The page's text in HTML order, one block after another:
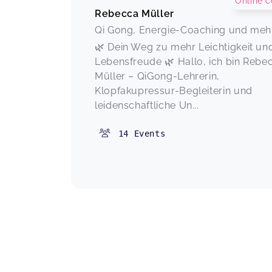
Rebecca Müller
Qi Gong, Energie-Coaching und
🌿 Dein Weg zu mehr Leichtigkeit
Lebensfreude 🌿 Hallo, ich bin
Müller – QiGong-Lehrerin,
Klopfakupressur-Begleiterin und
leidenschaftliche Un...
14 Events